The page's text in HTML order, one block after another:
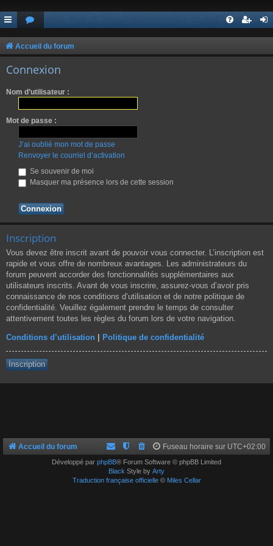
Accueil du forum
Connexion
Nom d’utilisateur :
Mot de passe :
J’ai oublié mon mot de passe
Renvoyer le courriel d’activation
Se souvenir de moi
Masquer ma présence lors de cette session
Inscription
Vous devez être inscrit avant de pouvoir vous connecter. L’inscription est
rapide et vous offre de nombreux avantages. Les administrateurs du
forum peuvent accorder des fonctionnalités supplémentaires aux
utilisateurs inscrits. Avant de vous inscrire, assurez-vous d’avoir pris
connaissance de nos conditions d’utilisation et de notre politique de
confidentialité. Veuillez également prendre le temps de consulter
attentivement toutes les règles du forum lors de votre navigation.
Conditions d’utilisation Politique de confidentialité
Inscription
Accueil du forum Fuseau horaire sur UTC+02:00
Développé par phpBB® Forum Software © phpBB Limited
Black Style by Arty
Traduction française officielle© Miles Cellar